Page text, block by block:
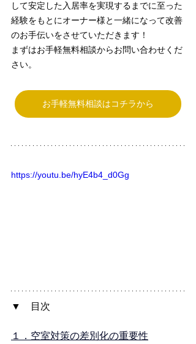
して安定した入居率を実現するまでに至った
経験をもとにオーナー様と一緒になって改善
のお手伝いをさせていただきます！
まずはお手軽無料相談からお問い合わせくだ
さい。
お手軽無料相談はコチラから
https://youtu.be/hyE4b4_d0Gg
▼　目次
１．空室対策の差別化の重要性